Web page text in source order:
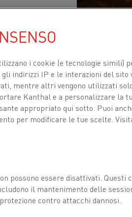
Pubblicato 22 ott 2020
una fase di post-
prodottoalle esigenze e ai
state possibili attraverso
nonsarebbero altro che
i cookie (e tecnologie simili)
indirizzi IP e le interazioni del
mentre altri vengono utilizzati
Kanthal e a personalizzare la
appropriato qui sotto. Puoi
per modificare le tue scelte.
possono essere disattivati.
il mantenimento delle
contro attacchi dannosi.